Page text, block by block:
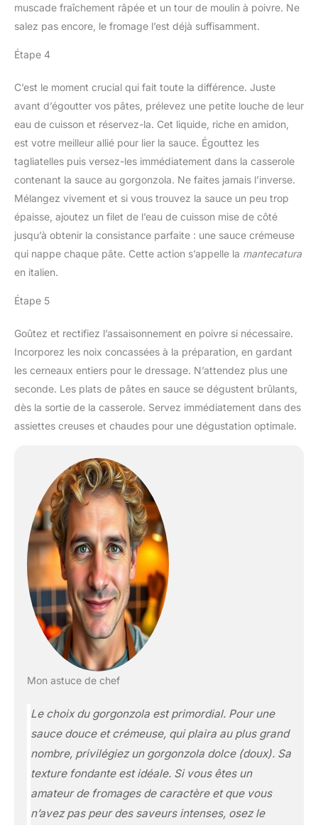
muscade fraîchement râpée et un tour de moulin à poivre. Ne
salez pas encore, le fromage l’est déjà suffisamment.
Étape 4
C’est le moment crucial qui fait toute la différence. Juste
avant d’égoutter vos pâtes, prélevez une petite louche de leur
eau de cuisson et réservez-la. Cet liquide, riche en amidon,
est votre meilleur allié pour lier la sauce. Égouttez les
tagliatelles puis versez-les immédiatement dans la casserole
contenant la sauce au gorgonzola. Ne faites jamais l’inverse.
Mélangez vivement et si vous trouvez la sauce un peu trop
épaisse, ajoutez un filet de l’eau de cuisson mise de côté
jusqu’à obtenir la consistance parfaite : une sauce crémeuse
qui nappe chaque pâte. Cette action s’appelle la mantecatura
en italien.
Étape 5
Goûtez et rectifiez l’assaisonnement en poivre si nécessaire.
Incorporez les noix concassées à la préparation, en gardant
les cerneaux entiers pour le dressage. N’attendez plus une
seconde. Les plats de pâtes en sauce se dégustent brûlants,
dès la sortie de la casserole. Servez immédiatement dans des
assiettes creuses et chaudes pour une dégustation optimale.
Mon astuce de chef
Le choix du gorgonzola est primordial. Pour une
sauce douce et crémeuse, qui plaira au plus grand
nombre, privilégiez un gorgonzola dolce(doux). Sa
texture fondante est idéale. Si vous êtes un
amateur de fromages de caractère et que vous
n’avez pas peur des saveurs intenses, osez le